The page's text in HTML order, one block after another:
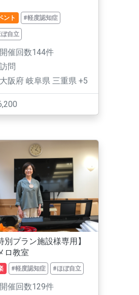
ント #軽度認知症
自立
開催回数144件
訪問
大阪府 岐阜県 三重県 +5
別プラン施設様専用】
ロ教室
#軽度認知症 #ほぼ自立
開催回数129件